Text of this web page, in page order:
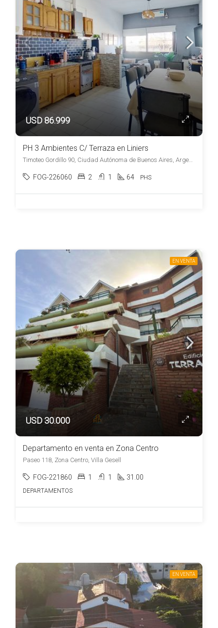
USD 86.999
PH 3 Ambientes C/ Terraza en Liniers
Timoteo Gordillo 90, Ciudad Autónoma de Buenos Aires, Argentina, Liniers, Capital Federal
FOG-226060 2 1 64 PHS
EN VENTA
USD 30.000
Departamento en venta en Zona Centro
Paseo 118, Zona Centro, Villa Gesell
FOG-221860 1 1 31.00
DEPARTAMENTOS
EN VENTA